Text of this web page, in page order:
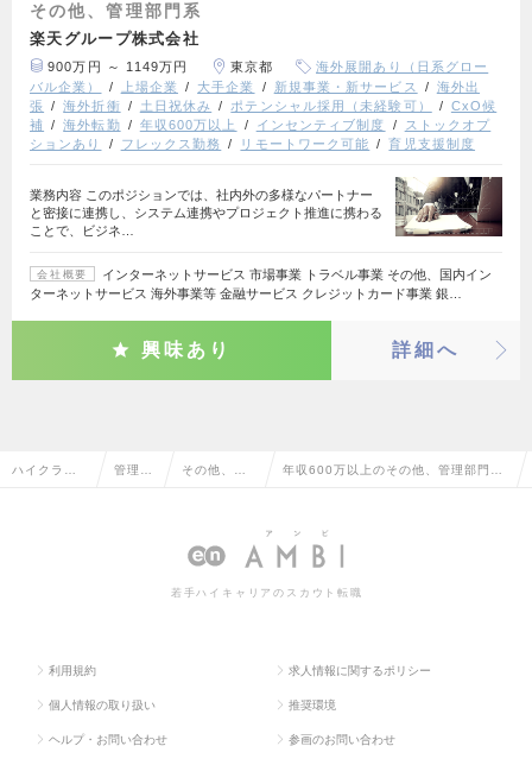
その他、管理部門系
楽天グループ株式会社
900万円 ～ 1149万円 東京都
海外展開あり（日系グロー
バル企業）
上場企業 大手企業 新規事業・新サービス
海外出
張
海外折衝 土日祝休み ポテンシャル採用（未経験可）
CxO候
補
海外転勤 年収600万以上 インセンティブ制度
ストックオプ
ションあり
フレックス勤務 リモートワーク可能 育児支援制度
業務内容 このポジションでは、社内外の多様なパートナー
と密接に連携し、システム連携やプロジェクト推進に携わる
ことで、ビジネ…
会社概要
インターネットサービス 市場事業 トラベル事業 その他、国内イン
ターネットサービス 海外事業等 金融サービス クレジットカード事業 銀…
興味あり 詳細へ
ハイクラス 管理部 その他、管 年収600万以上のその他、管理部門系
若手ハイキャリアのスカウト転職
利用規約 求人情報に関するポリシー
個人情報の取り扱い 推奨環境
ヘルプ・お問い合わせ 参画のお問い合わせ